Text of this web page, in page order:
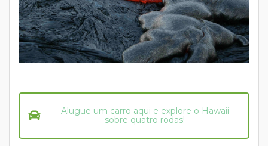
Alugue um carro aqui e explore o Hawaii
sobre quatro rodas!